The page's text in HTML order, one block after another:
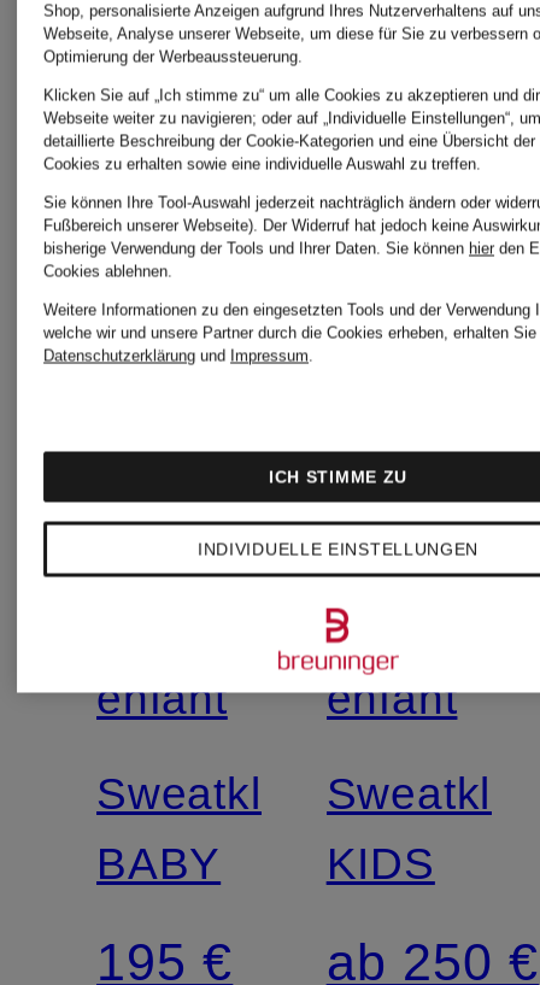
MONCLER
enfant
Sweatkleid
BABY
195 €
enfant
KIDS
ab 250 €
Shop, personalisierte Anzeigen aufgrund Ihres Nutzerverhaltens auf
Webseite, Analyse unserer Webseite, um diese für Sie zu verbessern
Optimierung der Werbeaussteuerung.
Klicken Sie auf „Ich stimme zu“ um alle Cookies zu akzeptieren und
Webseite weiter zu navigieren; oder auf „Individuelle Einstellungen“,
detaillierte Beschreibung der Cookie-Kategorien und eine Übersicht
Cookies zu erhalten sowie eine individuelle Auswahl zu treffen.
Sie können Ihre Tool-Auswahl jederzeit nachträglich ändern oder
Fußbereich unserer Webseite). Der Widerruf hat jedoch keine
bisherige Verwendung der Tools und Ihrer Daten. Sie können hier den
Cookies ablehnen.
Weitere Informationen zu den eingesetzten Tools und der Verwendung
welche wir und unsere Partner durch die Cookies erheben, erhalten
Datenschutzerklärung und Impressum.
INDIVIDUELLE EINSTELLUNGEN
ICH STIMME ZU